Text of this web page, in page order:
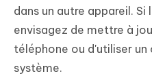
dans un autre appareil.
envisagez de mettre à
téléphone ou d'utiliser
système.